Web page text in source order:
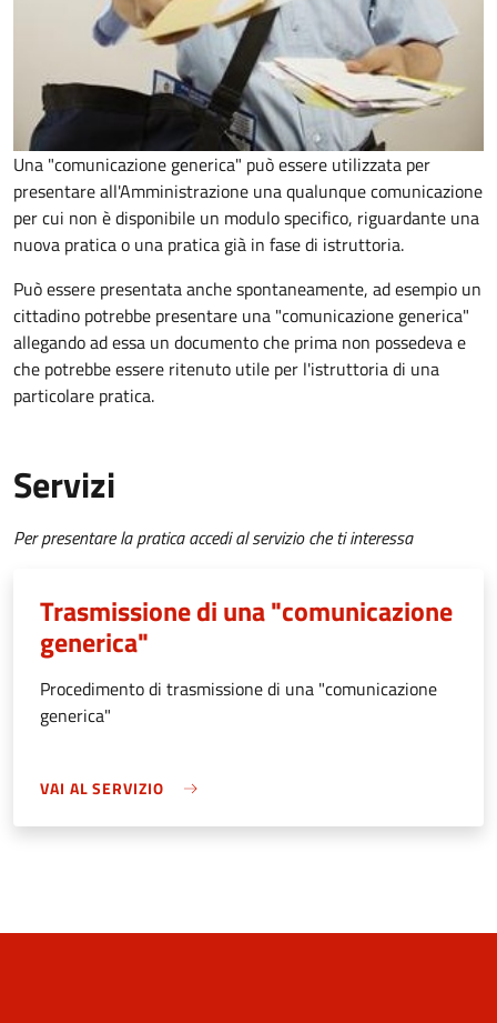
Una "comunicazione generica" può essere utilizzata per
presentare all'Amministrazione una qualunque comunicazione
per cui non è disponibile un modulo specifico, riguardante una
nuova pratica o una pratica già in fase di istruttoria.
Può essere presentata anche spontaneamente, ad esempio un
cittadino potrebbe presentare una "comunicazione generica"
allegando ad essa un documento che prima non possedeva e
che potrebbe essere ritenuto utile per l'istruttoria di una
particolare pratica.
Servizi
Per presentare la pratica accedi al servizio che ti interessa
Trasmissione di una "comunicazione
generica"
Procedimento di trasmissione di una "comunicazione
generica"
VAI AL SERVIZIO